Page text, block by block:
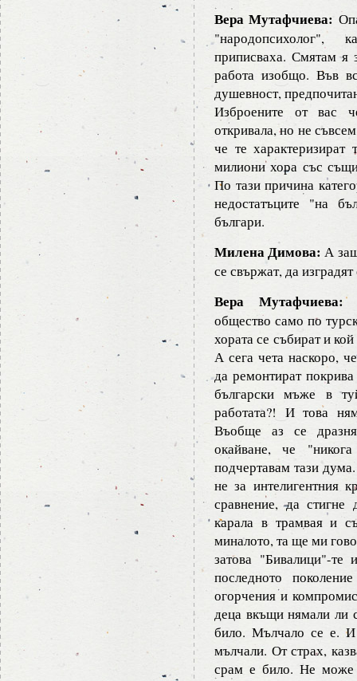
Вера Мутафчиева:
"народопсихолог",
приписваха. Смятам я
работа изобщо. Във
душевност,
Изброените от вас
откривала, но не
че те
милиони хора със
По тази причина
недостатъците "на
българи.
Милена Димова: А
се свържат, да
Вера Мутафчиева:
общество само по
хората се събират и
А сега чета наскоро,
да ремонтират
български мъже в
работата?! И това
Въобще аз се
окайване, че
подчертавам тази
не за интелигентния
сравнение, да
карала в трамвая и
миналото, та ще ми
затова "Бивалици"-те
последното
огорчения и
деца вкъщи нямали ли
било. Мълчало се е. И
мълчали. От страх,
срам е било. Не може